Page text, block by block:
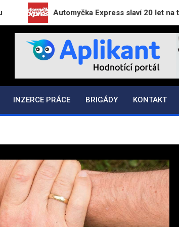
Automyčka Express slaví 20 let na trhu novou
INZERCE PRÁCE BRIGÁDY KONTAKT